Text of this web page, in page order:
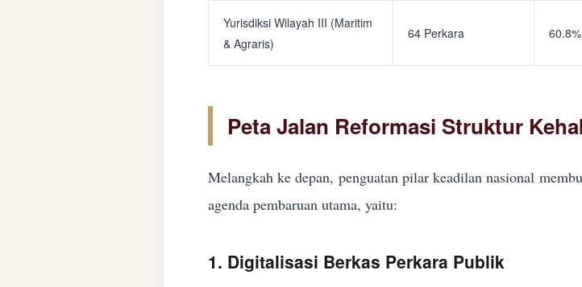
Yurisdiksi Wilayah III (Maritim
& Agraris)
64 Perkara 60.8%
Peta Jalan Reformasi Struktur
Melangkah ke depan, penguatan pilar keadilan nasional
agenda pembaruan utama, yaitu:
1. Digitalisasi Berkas Perkara Publik